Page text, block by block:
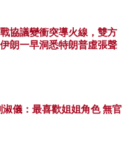
協議變衝突導火線，雙方
朗一早洞悉特朗普虛張聲
儀：最喜歡姐姐角色 無官